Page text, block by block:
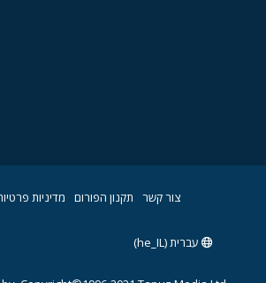
צור קשר תקנון הפורום מדיניות
עברית (he_IL)